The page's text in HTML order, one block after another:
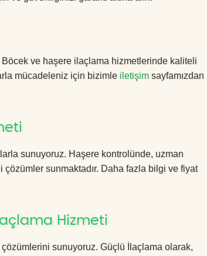
ve haşere ilaçlama hizmetlerinde kaliteli
mücadeleniz için bizimle iletişim sayfamızdan
sunuyoruz. Haşere kontrolünde, uzman
sunmaktadır. Daha fazla bilgi ve fiyat
Hizmeti
sunuyoruz. Güçlü İlaçlama olarak,